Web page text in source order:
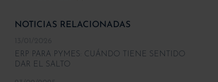
NOTICIAS RELACIONADAS
ERP PARA PYMES: CUÁNDO TIENE SENTIDO
DAR EL SALTO